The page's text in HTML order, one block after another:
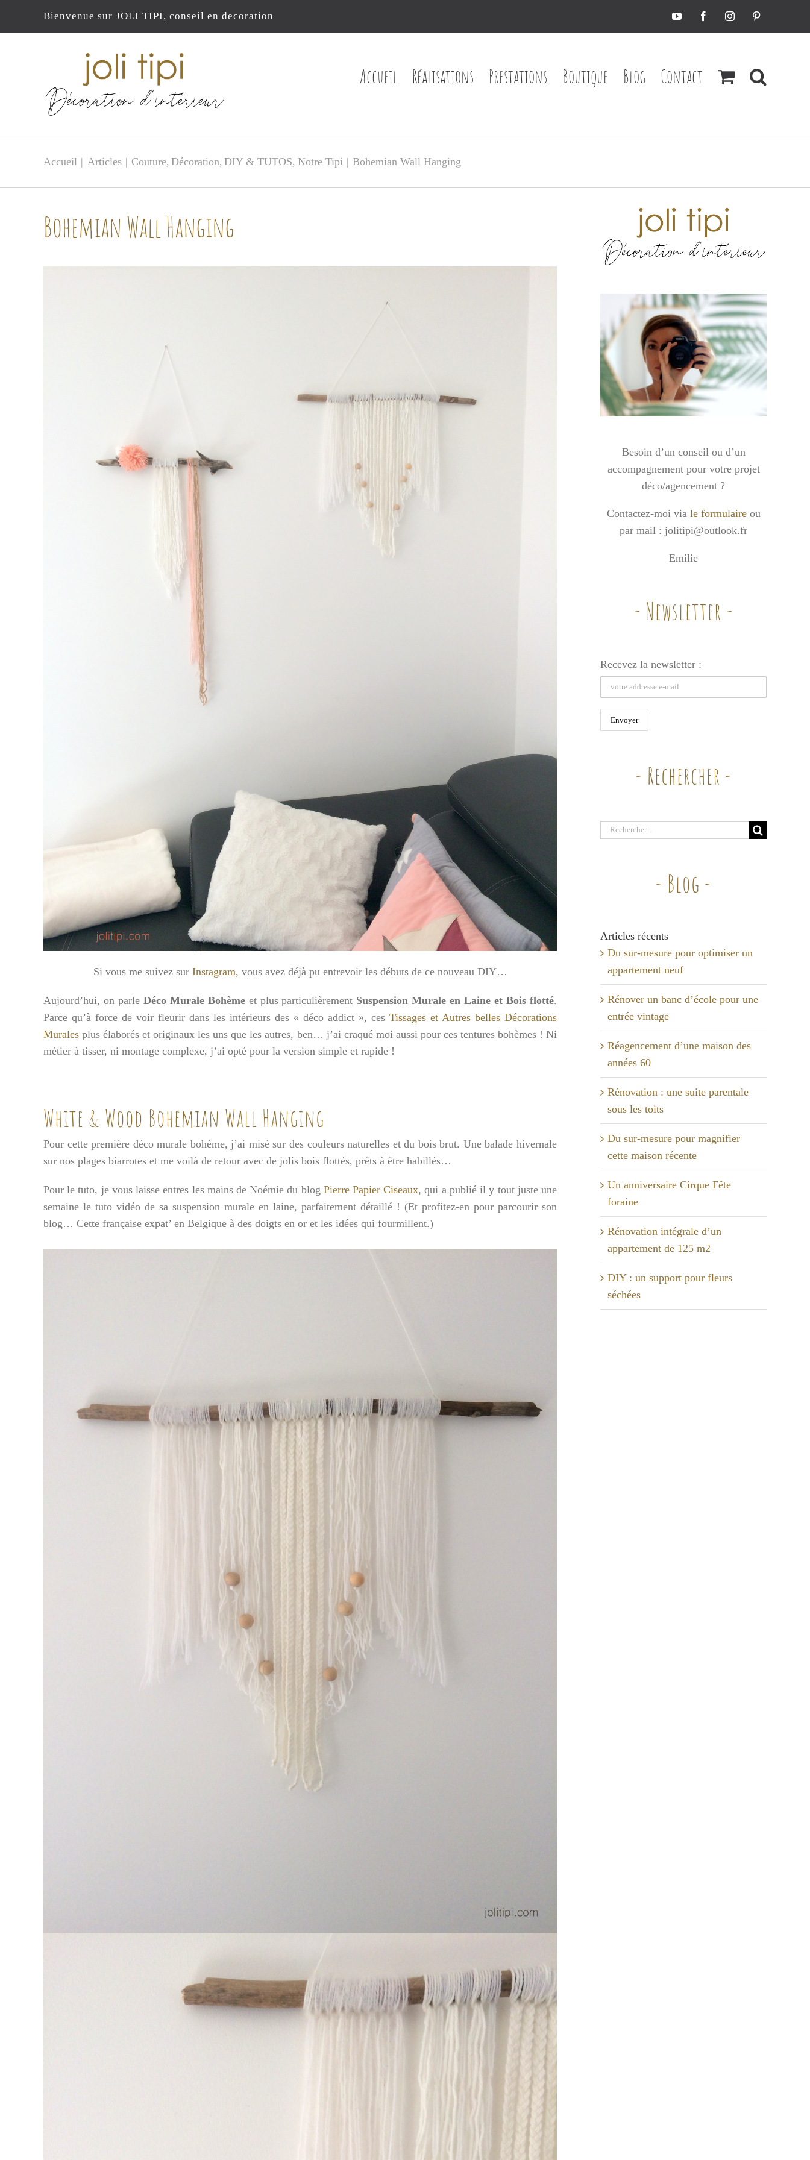
Bienvenue sur JOLI TIPI, conseil en decoration YouTubeFacebookInstagramPinterest
Accueil Réalisations Prestations Boutique Blog Contact
Accueil Articles Couture Décoration DIY & TUTOS Notre Tipi Bohemian Wall Hanging
Bohemian Wall Hanging
Si vous me suivez sur Instagram, vous avez déjà pu entrevoir les débuts de ce nouveau DIY…
Aujourd’hui, on parle Déco Murale Bohèmeet plus particulièrement Suspension Murale en Laine et Bois flotté.
Parce qu’à force de voir fleurir dans les intérieurs des « déco addict », ces Tissages et Autres belles Décorations
Murales plus élaborés et originaux les uns que les autres, ben… j’ai craqué moi aussi pour ces tentures bohèmes ! Ni
métier à tisser, ni montage complexe, j’ai opté pour la version simple et rapide !
White & Wood Bohemian Wall Hanging
Pour cette première déco murale bohème, j’ai misé sur des couleurs naturelles et du bois brut. Une balade hivernale
sur nos plages biarrotes et me voilà de retour avec de jolis bois flottés, prêts à être habillés…
Pour le tuto, je vous laisse entres les mains de Noémie du blog Pierre Papier Ciseaux, qui a publié il y tout juste une
semaine le tuto vidéo de sa suspension murale en laine, parfaitement détaillé ! (Et profitez-en pour parcourir son
blog… Cette française expat’ en Belgique à des doigts en or et les idées qui fourmillent.)
Besoin d’un conseil ou d’un
accompagnement pour votre projet
déco/agencement ?
Contactez-moi via le formulaireou
par mail : jolitipi@outlook.fr
Emilie
- Newsletter -
Recevez la newsletter :
- Rechercher -
Rechercher:
- Blog -
Articles récents
Du sur-mesure pour optimiser un
appartement neuf
Rénover un banc d’école pour une
entrée vintage
Réagencement d’une maison des
années 60
Rénovation : une suite parentale
sous les toits
Du sur-mesure pour magnifier
cette maison récente
Un anniversaire Cirque Fête
foraine
Rénovation intégrale d’un
appartement de 125 m2
DIY : un support pour fleurs
séchées